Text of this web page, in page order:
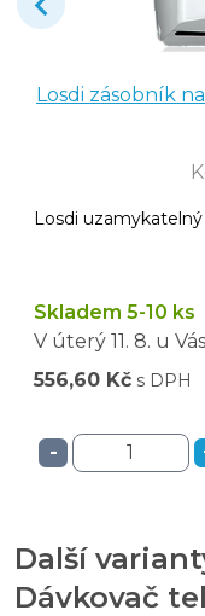
Losdi zásobník
Losdi
Skladem 5-10 ks
V úterý 11. 8. u Vás
556,60 Kč s DPH
-
Další
Dávkovač